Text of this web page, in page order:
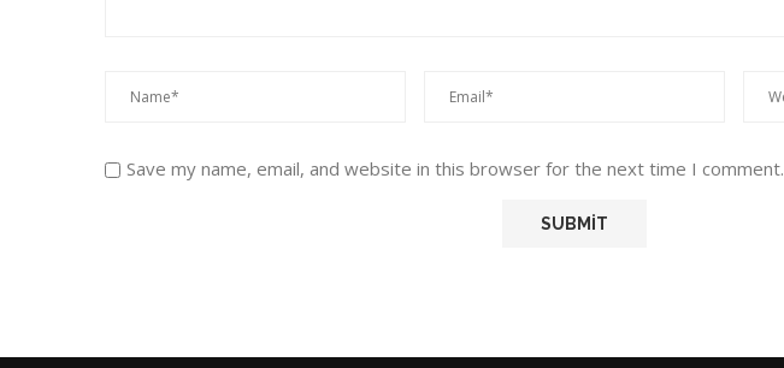
Save my name, email, and website in this browser for the next time I comment.